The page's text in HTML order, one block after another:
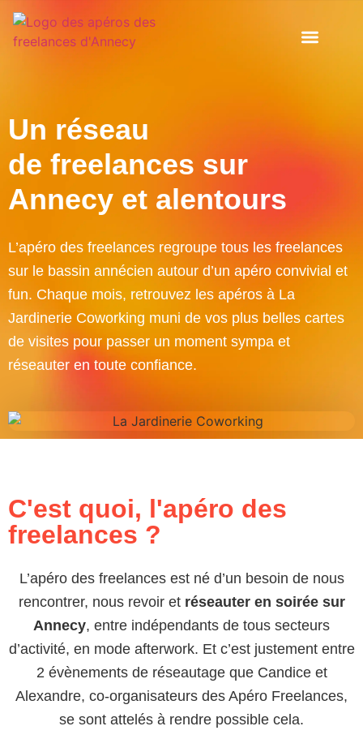
Un réseau
de freelances sur
Annecy et alentours
L’apéro des freelances regroupe tous les freelances
sur le bassin annécien autour d’un apéro convivial et
fun. Chaque mois, retrouvez les apéros à La
Jardinerie Coworking muni de vos plus belles cartes
de visites pour passer un moment sympa et
réseauter en toute confiance.
C'est quoi, l'apéro des
freelances ?
L’apéro des freelances est né d’un besoin de nous
rencontrer, nous revoir et réseauter en soirée sur
Annecy, entre indépendants de tous secteurs
d’activité, en mode afterwork. Et c’est justement entre
2 évènements de réseautage que Candice et
Alexandre, co-organisateurs des Apéro Freelances,
se sont attelés à rendre possible cela.